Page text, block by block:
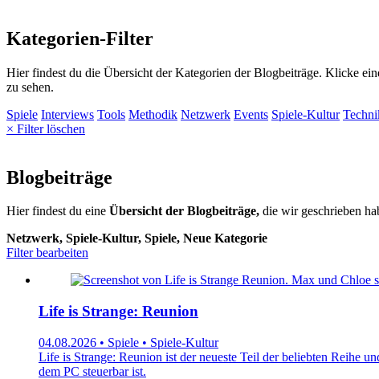
Kategorien-Filter
Hier findest du die Übersicht der Kategorien der Blogbeiträge. Klicke
zu sehen.
Spiele Interviews Tools Methodik Netzwerk Events Spiele-Kultur
× Filter löschen
Blogbeiträge
Hier findest du eine Übersicht der Blogbeiträge, die wir geschrieben
Netzwerk, Spiele-Kultur, Spiele, Neue Kategorie
Filter bearbeiten
Life is Strange: Reunion
04.08.2026 • Spiele • Spiele-Kultur
Life is Strange: Reunion ist der neueste Teil der beliebten Reihe
dem PC steuerbar ist.